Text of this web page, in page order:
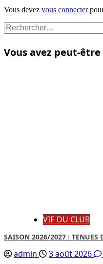
Vous devez vous connecter
Vous avez peut-
VIE DU CLUB
SAISON 2026/2027 : TENUES
admin 3 août 2026